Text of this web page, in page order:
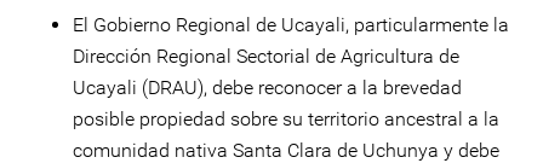
El Gobierno Regional de Ucayali, particularmente la
Dirección Regional Sectorial de Agricultura de
Ucayali (DRAU), debe reconocer a la brevedad
posible propiedad sobre su territorio ancestral a la
comunidad nativa Santa Clara de Uchunya y debe